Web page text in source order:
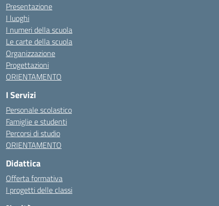
Presentazione
I luoghi
I numeri della scuola
Le carte della scuola
Organizzazione
Progettazioni
ORIENTAMENTO
I Servizi
Personale scolastico
Famiglie e studenti
Percorsi di studio
ORIENTAMENTO
Didattica
Offerta formativa
I progetti delle classi